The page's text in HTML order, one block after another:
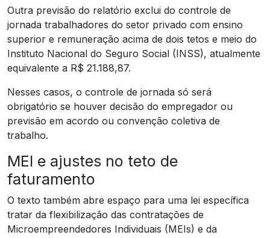
Outra previsão do relatório exclui do controle de
jornada trabalhadores do setor privado com ensino
superior e remuneração acima de dois tetos e meio do
Instituto Nacional do Seguro Social (INSS), atualmente
equivalente a R$ 21.188,87.
Nesses casos, o controle de jornada só será
obrigatório se houver decisão do empregador ou
previsão em acordo ou convenção coletiva de
trabalho.
MEI e ajustes no teto de
faturamento
O texto também abre espaço para uma lei específica
tratar da flexibilização das contratações de
Microempreendedores Individuais (MEIs) e da